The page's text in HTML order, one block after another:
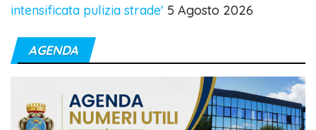
intensificata pulizia strade' 5 Agosto 2026
AGENDA